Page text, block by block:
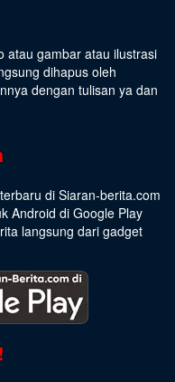
atau gambar atau ilustrasi
dihapus oleh
dengan tulisan ya dan
di Siaran-berita.com
Android di Google Play
langsung dari gadget